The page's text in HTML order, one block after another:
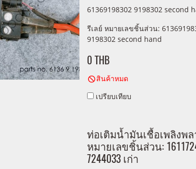
61369198302 9198302 second
รีเลย์ หมายเลขชิ้นส่วน:
9198302 second hand
0 THB
สินค้าหมด
เปรียบเทียบ
ท่อเติมน้ำมันเชื้อเพลิงพ
หมายเลขชิ้นส่วน:
7244033 เก่า